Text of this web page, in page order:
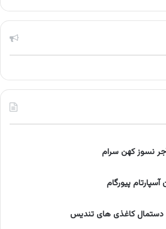
نسوز کهن سرام
پیورگام
کاغذی های تندیس